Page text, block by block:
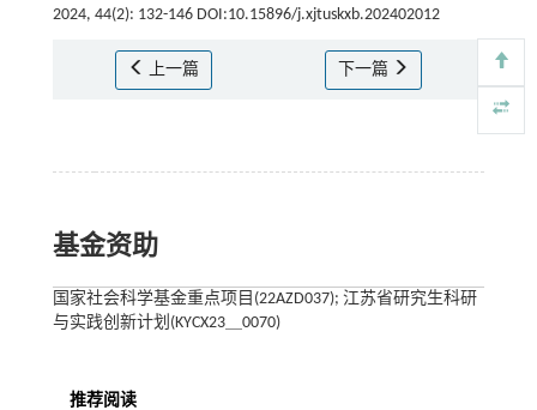
2024, 44(2): 132-146 DOI:10.15896/j.xjtuskxb.202402012
上一篇 下一篇
基金资助
国家社会科学基金重点项目(22AZD037); 江苏省研究生科研
与实践创新计划(KYCX23＿0070)